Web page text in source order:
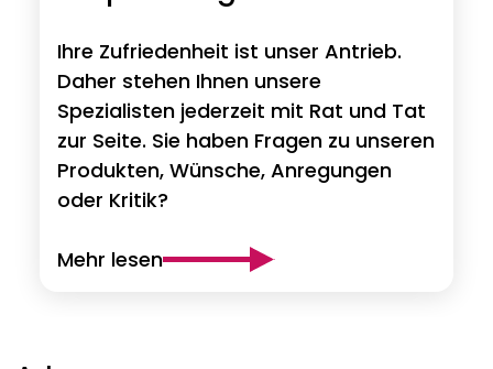
Ihre Zufriedenheit ist unser Antrieb.
Daher stehen Ihnen unsere
Spezialisten jederzeit mit Rat und Tat
zur Seite. Sie haben Fragen zu unseren
Produkten, Wünsche, Anregungen
oder Kritik?
Mehr lesen